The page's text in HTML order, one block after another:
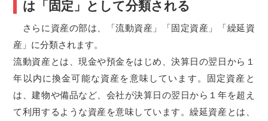
は「固定」として分類される
さらに資産の部は、「流動資産」「固定資産」「繰延資
産」に分類されます。
流動資産とは、現金や預金をはじめ、決算日の翌日から１
年以内に換金可能な資産を意味しています。固定資産と
は、建物や備品など、会社が決算日の翌日から１年を超え
て利用するような資産を意味しています。繰延資産とは、